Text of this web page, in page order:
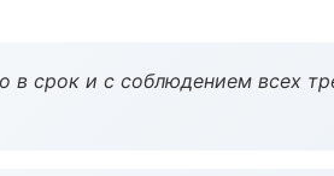
в срок и с соблюдением всех